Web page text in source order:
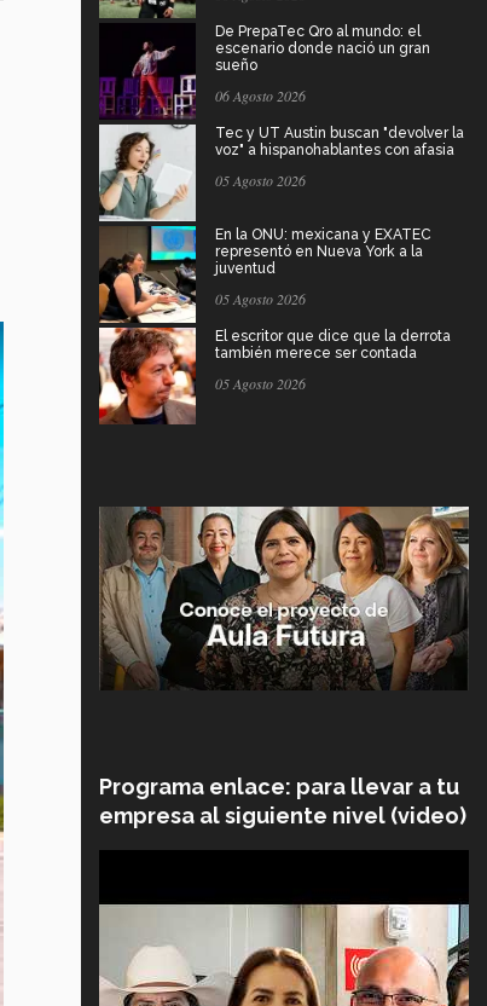
De PrepaTec Qro al mundo: el
escenario donde nació un gran
sueño
06 Agosto 2026
Tec y UT Austin buscan "devolver la
voz" a hispanohablantes con afasia
05 Agosto 2026
En la ONU: mexicana y EXATEC
representó en Nueva York a la
juventud
05 Agosto 2026
El escritor que dice que la derrota
también merece ser contada
05 Agosto 2026
Programa enlace: para llevar a tu
empresa al siguiente nivel (video)